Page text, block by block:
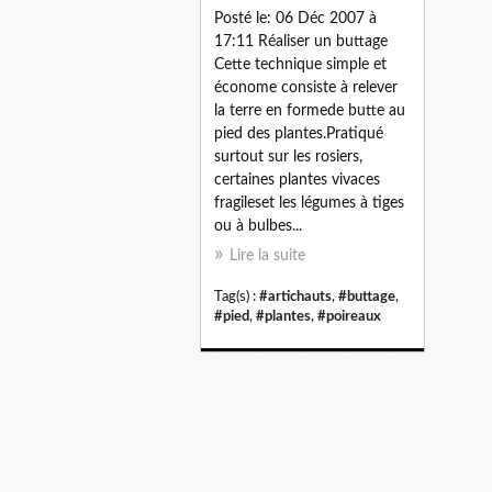
Posté le: 06 Déc 2007 à
17:11 Réaliser un buttage
Cette technique simple et
économe consiste à relever
la terre en formede butte au
pied des plantes.Pratiqué
surtout sur les rosiers,
certaines plantes vivaces
fragileset les légumes à tiges
ou à bulbes...
Lire la suite
Tag(s) : #artichauts, #buttage,
#pied, #plantes, #poireaux